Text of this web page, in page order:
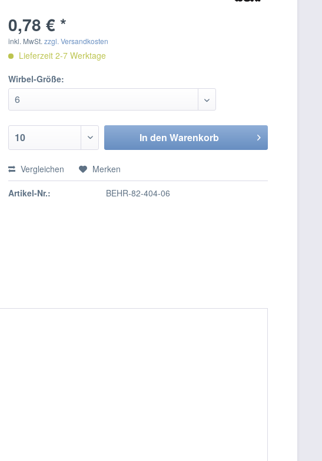
0,78 € *
inkl. MwSt.zzgl. Versandkosten
Lieferzeit 2-7 Werktage
Wirbel-Größe:
In den Warenkorb
Vergleichen Merken
Artikel-Nr.: BEHR-82-404-06